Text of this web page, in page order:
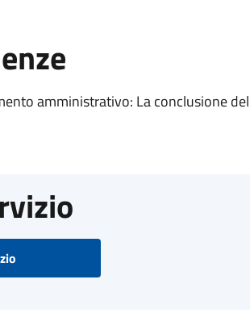
amministrativo: La conclusione